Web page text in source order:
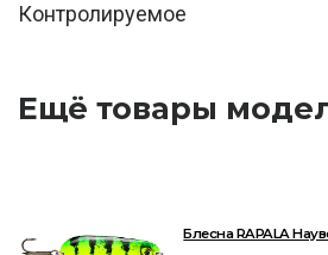
Контролируемое
Ещё товары
Блесна RAPALA